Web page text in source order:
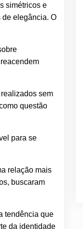
simétricos e
elegância. O
sem
questão
para se
relação mais
buscaram
tendência que
da identidade